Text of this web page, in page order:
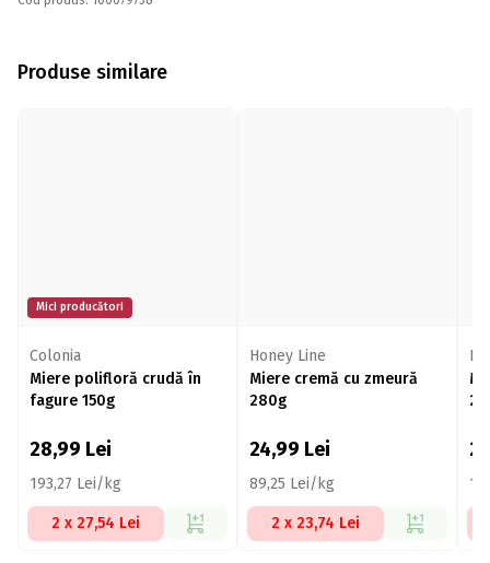
Produse similare
Mici producători
Colonia
Miere polifloră crudă în
fagure 150g
28,99 Lei
193,27 Lei/kg
2 x 27,54 Lei
Honey Line
Miere cremă cu zmeură
280g
24,99 Lei
89,25 Lei/kg
2 x 23,74 Lei